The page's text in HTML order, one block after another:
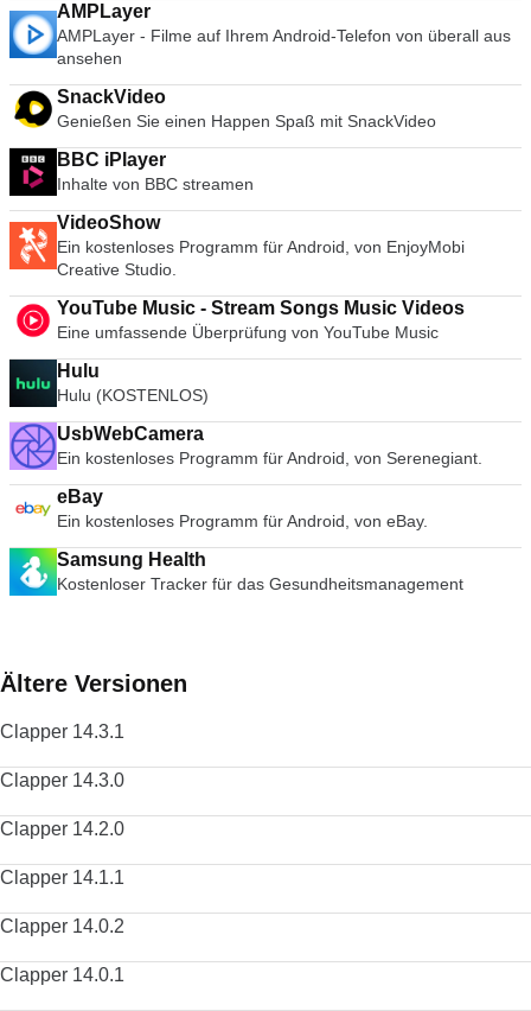
AMPLayer
AMPLayer - Filme auf Ihrem Android-Telefon von überall aus
ansehen
SnackVideo
Genießen Sie einen Happen Spaß mit SnackVideo
BBC iPlayer
Inhalte von BBC streamen
VideoShow
Ein kostenloses Programm für Android, von EnjoyMobi
Creative Studio.
YouTube Music - Stream Songs Music Videos
Eine umfassende Überprüfung von YouTube Music
Hulu
Hulu (KOSTENLOS)
UsbWebCamera
Ein kostenloses Programm für Android, von Serenegiant.
eBay
Ein kostenloses Programm für Android, von eBay.
Samsung Health
Kostenloser Tracker für das Gesundheitsmanagement
Ältere Versionen
Clapper 14.3.1
Clapper 14.3.0
Clapper 14.2.0
Clapper 14.1.1
Clapper 14.0.2
Clapper 14.0.1